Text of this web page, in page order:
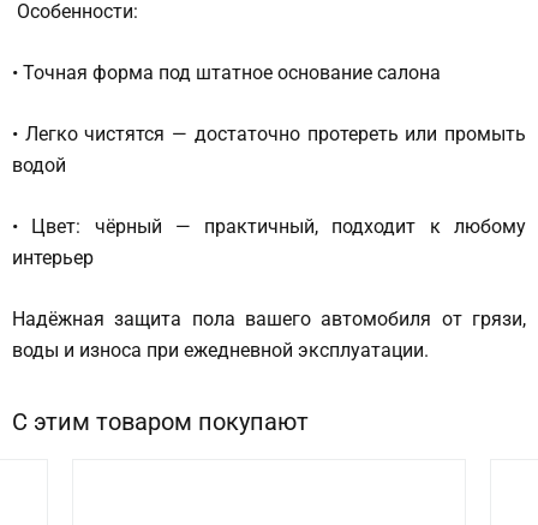
Особенности:
• Точная форма под штатное основание салона
• Легко чистятся — достаточно протереть или промыть
водой
• Цвет: чёрный — практичный, подходит к любому
интерьер
Надёжная защита пола вашего автомобиля от грязи,
воды и износа при ежедневной эксплуатации.
С этим товаром покупают